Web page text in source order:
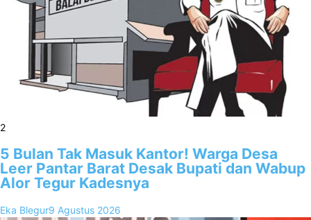
2
5 Bulan Tak Masuk Kantor! Warga Desa
Leer Pantar Barat Desak Bupati dan Wabup
Alor Tegur Kadesnya
Eka Blegur9 Agustus 2026